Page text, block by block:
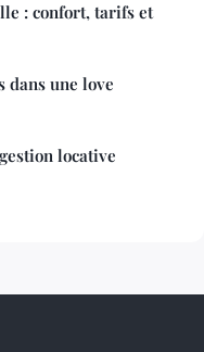
: confort, tarifs et
dans une love
locative